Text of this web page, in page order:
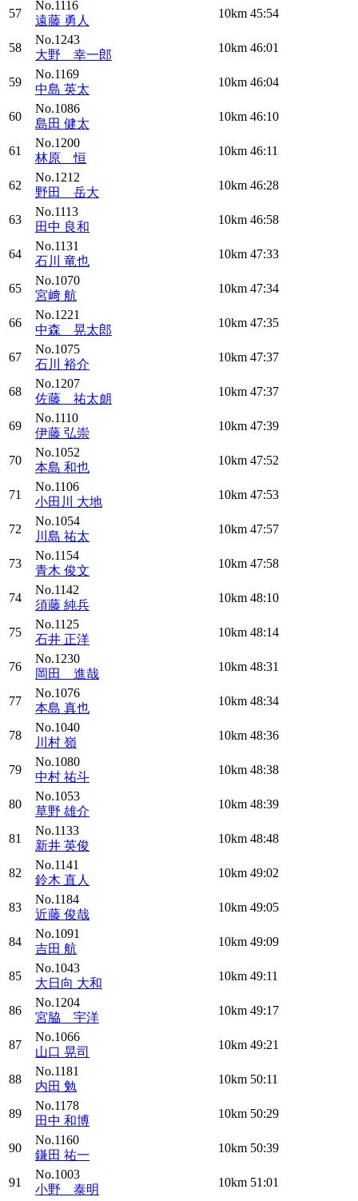
57
No.1116
遠藤 勇人
10km 45:54
58
No.1243
大野 幸一郎
10km 46:01
59
No.1169
中島 英太
10km 46:04
60
No.1086
島田 健太
10km 46:10
61
No.1200
林原 恒
10km 46:11
62
No.1212
野田 岳大
10km 46:28
63
No.1113
田中 良和
10km 46:58
64
No.1131
石川 竜也
10km 47:33
65
No.1070
宮﨑 航
10km 47:34
66
No.1221
中森 晃太郎
10km 47:35
67
No.1075
石川 裕介
10km 47:37
68
No.1207
佐藤 祐太朗
10km 47:37
69
No.1110
伊藤 弘崇
10km 47:39
70
No.1052
本島 和也
10km 47:52
71
No.1106
小田川 大地
10km 47:53
72
No.1054
川島 祐太
10km 47:57
73
No.1154
青木 俊文
10km 47:58
74
No.1142
須藤 純兵
10km 48:10
75
No.1125
石井 正洋
10km 48:14
76
No.1230
岡田 進哉
10km 48:31
77
No.1076
本島 真也
10km 48:34
78
No.1040
川村 嶺
10km 48:36
79
No.1080
中村 祐斗
10km 48:38
80
No.1053
草野 雄介
10km 48:39
81
No.1133
新井 英俊
10km 48:48
82
No.1141
鈴木 直人
10km 49:02
83
No.1184
近藤 俊哉
10km 49:05
84
No.1091
吉田 航
10km 49:09
85
No.1043
大日向 大和
10km 49:11
86
No.1204
宮脇 宇洋
10km 49:17
87
No.1066
山口 晃司
10km 49:21
88
No.1181
内田 勉
10km 50:11
89
No.1178
田中 和博
10km 50:29
90
No.1160
鎌田 祐一
10km 50:39
91
No.1003
小野 泰明
10km 51:01